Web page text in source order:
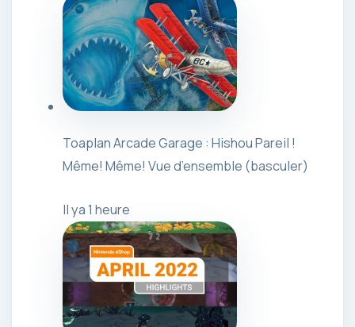
Toaplan Arcade Garage : Hishou Pareil !
Même! Même! Vue d’ensemble (basculer)
Il ya 1 heure